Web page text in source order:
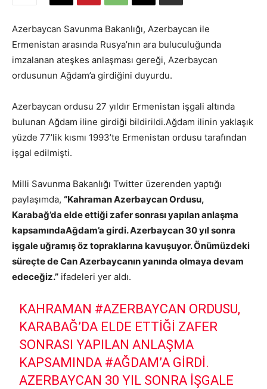
Azerbaycan Savunma Bakanlığı, Azerbaycan ile
Ermenistan arasında Rusya’nın ara buluculuğunda
imzalanan ateşkes anlaşması gereği, Azerbaycan
ordusunun Ağdam’a girdiğini duyurdu.
Azerbaycan ordusu 27 yıldır Ermenistan işgali altında
bulunan Ağdam iline girdiği bildirildi.Ağdam ilinin yaklaşık
yüzde 77’lik kısmı 1993’te Ermenistan ordusu tarafından
işgal edilmişti.
Milli Savunma Bakanlığı Twitter üzerenden yaptığı
paylaşımda, “Kahraman Azerbaycan Ordusu,
Karabağ’da elde ettiği zafer sonrası yapılan anlaşma
kapsamındaAğdam’a girdi. Azerbaycan 30 yıl sonra
işgale uğramış öz topraklarına kavuşuyor. Önümüzdeki
süreçte de Can Azerbaycanın yanında olmaya devam
edeceğiz.” ifadeleri yer aldı.
KAHRAMAN #AZERBAYCAN ORDUSU,
KARABAĞ’DA ELDE ETTIĞI ZAFER
SONRASI YAPILAN ANLAŞMA
KAPSAMINDA #AĞDAM’A GIRDI.
AZERBAYCAN 30 YIL SONRA IŞGALE